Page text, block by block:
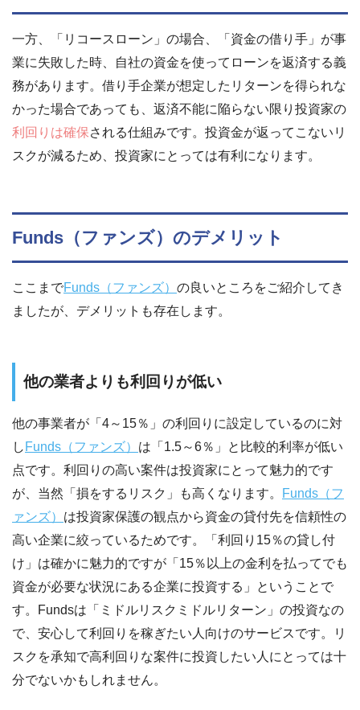
一方、「リコースローン」の場合、「資金の借り手」が事
業に失敗した時、自社の資金を使ってローンを返済する義
務があります。借り手企業が想定したリターンを得られな
かった場合であっても、返済不能に陥らない限り投資家の
利回りは確保される仕組みです。投資金が返ってこないリ
スクが減るため、投資家にとっては有利になります。
Funds（ファンズ）のデメリット
ここまでFunds（ファンズ） の良いところをご紹介してき
ましたが、デメリットも存在します。
他の業者よりも利回りが低い
他の事業者が「4～15％」の利回りに設定しているのに対
し Funds（ファンズ） は「1.5～6％」と比較的利率が低い
点です。利回りの高い案件は投資家にとって魅力的です
が、当然「損をするリスク」も高くなります。
Funds（フ
ァンズ） は投資家保護の観点から資金の貸付先を信頼性の
高い企業に絞っているためです。「利回り15％の貸し付
け」は確かに魅力的ですが「15％以上の金利を払ってでも
資金が必要な状況にある企業に投資する」ということで
す。Fundsは「ミドルリスクミドルリターン」の投資なの
で、安心して利回りを稼ぎたい人向けのサービスです。リ
スクを承知で高利回りな案件に投資したい人にとっては十
分でないかもしれません。